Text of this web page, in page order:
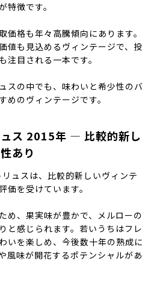
特徴です。
価格も年々高騰傾向にあります。
値も見込めるヴィンテージで、投
注目される一本です。
スの中でも、味わいと希少性のバ
めのヴィンテージです。
ス 2015年 — 比較的新し
あり
ュスは、比較的新しいヴィンテ
価を受けています。
め、果実味が豊かで、メルローの
と感じられます。若いうちはフレ
いを楽しめ、今後数十年の熟成に
風味が開花するポテンシャルがあ